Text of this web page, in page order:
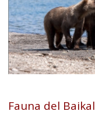
Fauna del Baikal